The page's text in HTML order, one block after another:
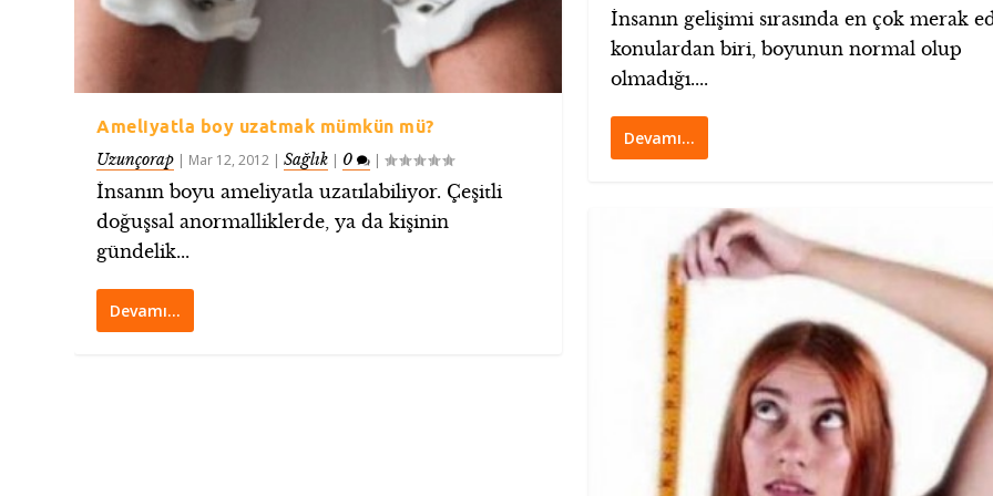
Ameliyatla boy uzatmak mümkün mü?
Uzunçorap | Mar 12, 2012 |Sağlık | 0 |
İnsanın boyu ameliyatla uzatılabiliyor. Çeşitli
doğuşsal anormalliklerde, ya da kişinin
gündelik...
Devamı…
İnsanın gelişimi sırasında en çok merak
konulardan biri, boyunun normal olup
olmadığı....
Devamı…